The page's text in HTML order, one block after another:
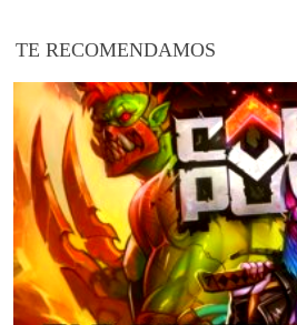
TE RECOMENDAMOS